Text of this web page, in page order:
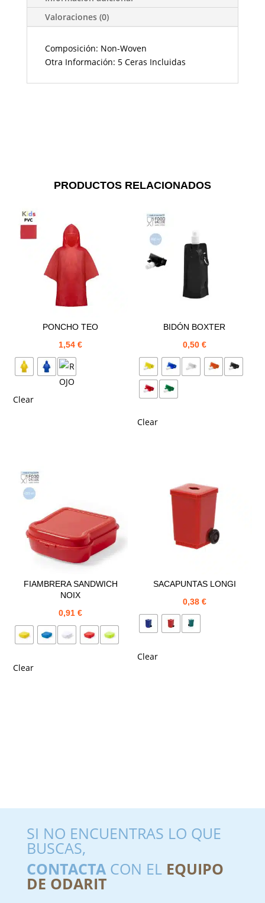
Valoraciones (0)
Composición: Non-Woven
Otra Información: 5 Ceras Incluidas
PRODUCTOS RELACIONADOS
PONCHO TEO
1,54€
Clear
BIDÓN BOXTER
0,50 €
Clear
FIAMBRERA SANDWICH
NOIX
0,91€
Clear
SACAPUNTAS LONGI
0,38 €
Clear
SI NO ENCUENTRAS LO QUE
BUSCAS,
CONTACTACON EL EQUIPO
DE ODARIT